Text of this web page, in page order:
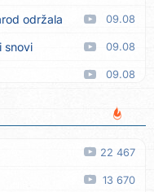
održala 09.08
snovi 09.08
09.08
09.08
09.08
09.08
22 467
13 670